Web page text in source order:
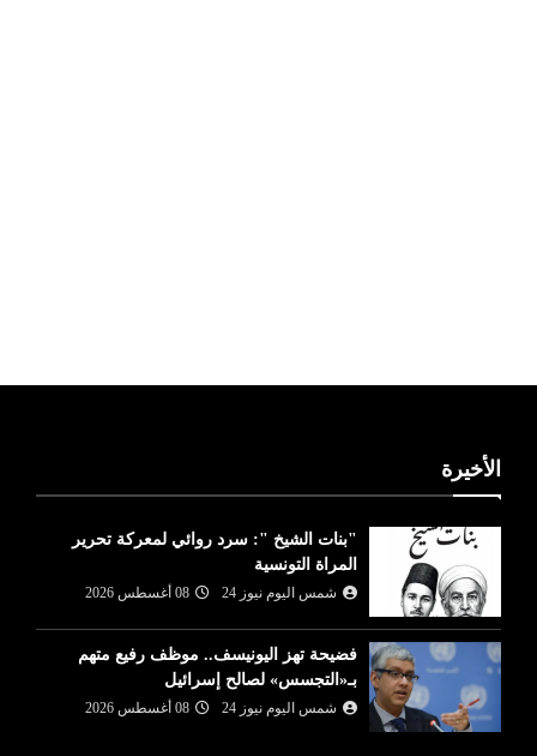
الأخيرة
"بنات الشيخ ": سرد روائي لمعركة تحرير
المراة التونسية
شمس اليوم نيوز 24 08 أغسطس 2026
فضيحة تهز اليونيسف.. موظف رفيع متهم
بـ«التجسس» لصالح إسرائيل
شمس اليوم نيوز 24 08 أغسطس 2026